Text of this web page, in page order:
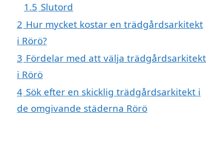
1.5 Slutord
2 Hur mycket kostar en trädgårdsarkitekt
i Rörö?
3 Fördelar med att välja trädgårdsarkitekt
i Rörö
4 Sök efter en skicklig trädgårdsarkitekt i
de omgivande städerna Rörö